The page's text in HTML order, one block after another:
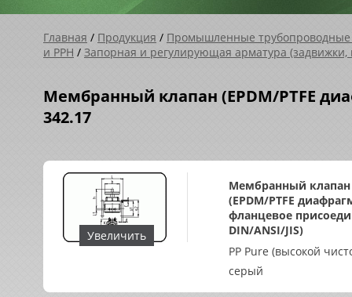
Главная / Продукция / Промышленные
и PPH / Запорная и регулирующая арматура (задвижки,
Мембранный клапан (EPDM/PTFE
342.17
Увеличить
Мембранный клапан
(EPDM/PTFE
фланцевое
DIN/ANSI/JIS)
PP Pure (высокой
серый